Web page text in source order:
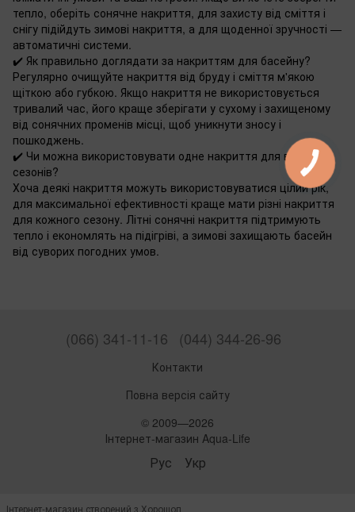
тепло, оберіть сонячне накриття, для захисту від сміття і
снігу підійдуть зимові накриття, а для щоденної зручності —
автоматичні системи.
✔️ Як правильно доглядати за накриттям для басейну?
Регулярно очищуйте накриття від бруду і сміття м'якою
щіткою або губкою. Якщо накриття не використовується
тривалий час, його краще зберігати у сухому і захищеному
від сонячних променів місці, щоб уникнути зносу і
пошкоджень.
✔️ Чи можна використовувати одне накриття для всіх
сезонів?
Хоча деякі накриття можуть використовуватися цілий рік,
для максимальної ефективності краще мати різні накриття
для кожного сезону. Літні сонячні накриття підтримують
тепло і економлять на підігріві, а зимові захищають басейн
від суворих погодних умов.
(066) 341-11-16 (044) 344-26-96
Контакти
Повна версія сайту
© 2009—2026
Інтернет-магазин Aqua-Life
Рус Укр
Інтернет-магазин створений з Хорошоп